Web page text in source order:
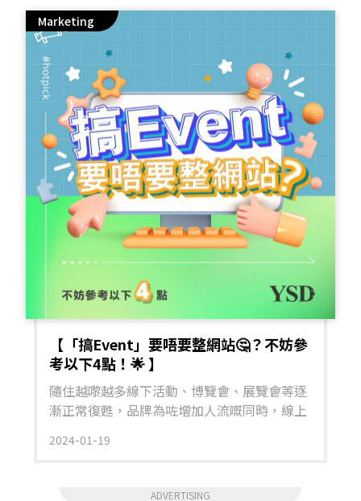
「首購客」嘅最強催化劑！ 緊接推出限時優
惠｜延續 Giveaway 氣勢 抽獎完結公佈結果
後，千祈唔好就咁算數！因為你啱啱累積咗一
大批新 Followers 同極高嘅專頁互動率。趁住
呢個勢頭，即刻緊接推出「限時快閃優惠」
(Flash Sale)！呢班本身對你產品有興趣（甚
至因為贏唔到大獎而心心不忿）嘅新觀眾，見
到有著數自然會心動落單，將宣傳效益推到最
高！
接被演算法淘汰！🔍 Meta 推薦機制升級重點
如下：🟠更快學習觀眾喜好：系統會根據你睇
片時間、互動行為、收藏記錄，迅速推薦相似
內容。🟠推播更重視互動 & 停留時間：單靠
「讚」唔夠，觀眾有無睇到尾、有無留言先係
關鍵。🟠負面訊號會即時降權：被點「不感興
趣」或舉報，演算法會直接減少曝光。🟠AI 搜
尋建議提升內容延伸力：觀眾愈睇愈深入，短
影片先有機會多次出現於探索中。= = = = = =
品牌 Reels 4大升級攻略 = = = = = = 1️⃣ 開場 3
秒要超吸睛｜決勝黃金起手式首先，影片開場
係決定觀眾會唔會繼續睇落去嘅關鍵位。Meta
嘅演算法會根據觀眾停留時間來評估影片質
素，所以頭 3 秒係黃金時間。可以嘗試用「提
問」方式吸引觀眾，例如：「你有無試過手機
線成日打結？」或者直接展示成果：「1 秒整
齊書枱 vs 雜亂 before」，即時令人想知點做
到，第一句就要立即切入主題！ 2️⃣ 節奏明
快、有變化｜留住觀眾眼球先有播放時間影片
節奏要夠快夠多變，先可以留住觀眾。而家唔
再係「愈短愈好」，而係「愈精彩愈好」。建
議每 3 至 5 秒就轉一個畫面或鏡頭，例如加入
不同角度、文字動畫、產品特寫等。又或者加
片唔好做「單向廣播」式影片，要引導觀眾參
【「搞Event」要唔要整網站🤔？不妨參
考以下4點！🌟 】
隨住越嚟越多線下活動、博覽會、展覽會等逐
漸正常復甦，品牌為咗增加人流嘅同時，線上
業、學校等制作有關線下活動嘅網站，除咗有
㗎！ 提供資訊和宣傳：活動網站(Event
2024-01-19
Marketing
ADVERTISING